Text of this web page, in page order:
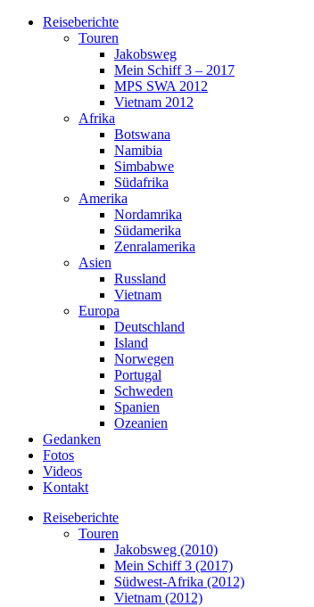
Reiseberichte
Touren
Jakobsweg
Mein Schiff 3 – 2017
MPS SWA 2012
Vietnam 2012
Afrika
Botswana
Namibia
Simbabwe
Südafrika
Amerika
Nordamrika
Südamerika
Zenralamerika
Asien
Russland
Vietnam
Europa
Deutschland
Island
Norwegen
Portugal
Schweden
Spanien
Ozeanien
Gedanken
Fotos
Videos
Kontakt
Reiseberichte
Touren
Jakobsweg (2010)
Mein Schiff 3 (2017)
Südwest-Afrika (2012)
Vietnam (2012)